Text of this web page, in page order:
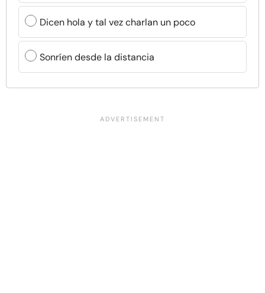
Dicen hola y tal vez charlan un poco
Sonríen desde la distancia